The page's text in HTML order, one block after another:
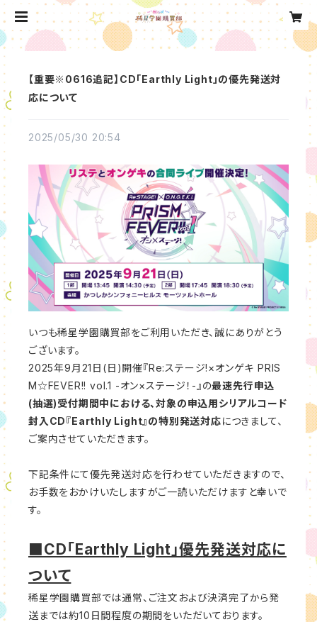
【重要※0616追記】CD「Earthly Light」の優先発送対
応について
2025/05/30 20:54
いつも稀星学園購買部をご利用いただき、誠にありがとう
ございます。
2025年9月21日(日)開催『Re:ステージ!×オンゲキ PRIS
M☆FEVER!! vol.1 -オン×ステージ！-』の最速先行申込
(抽選)受付期間中における、対象の申込用シリアルコード
封入CD『Earthly Light』の特別発送対応につきまして、
ご案内させていただきます。
下記条件にて優先発送対応を行わせていただきますので、
お手数をおかけいたしますがご一読いただけますと幸いで
す。
■CD「Earthly Light」優先発送対応に
ついて
稀星学園購買部では通常、ご注文および決済完了から発
送までは約10日間程度の期間をいただいております。